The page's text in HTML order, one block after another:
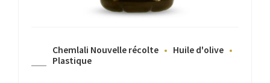
Chemlali Nouvelle récolte
Huile d'olive
Plastique